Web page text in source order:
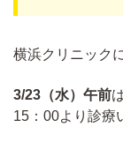
横浜クリニック
3/23（水）午前
15：00より診療